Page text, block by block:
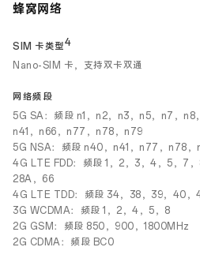
蜂窝网络
SIM 卡类型4
Nano-SIM 卡，支持双卡双通
网络频段
5G SA：频段 n1，n2，n3，n5，n7，n8
n41，n66，n77，n78，n79
5G NSA：频段 n40，n41，n77，n78，
4G LTE FDD：频段 1，2，3，4，5，7，
28A，66
4G LTE TDD：频段 34，38，39，40，
3G WCDMA：频段 1，2，4，5，8
2G GSM：频段 850，900，1800MHz
2G CDMA：频段 BC0